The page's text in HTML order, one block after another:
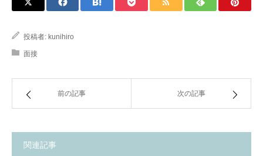
投稿者: kunihiro
面接
前の記事 次の記事
関連記事